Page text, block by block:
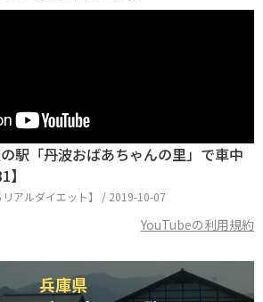
駅「丹波おばあちゃんの里」で車中
アルダイエット】 / 2019-10-07
YouTubeの利用規約
兵庫県